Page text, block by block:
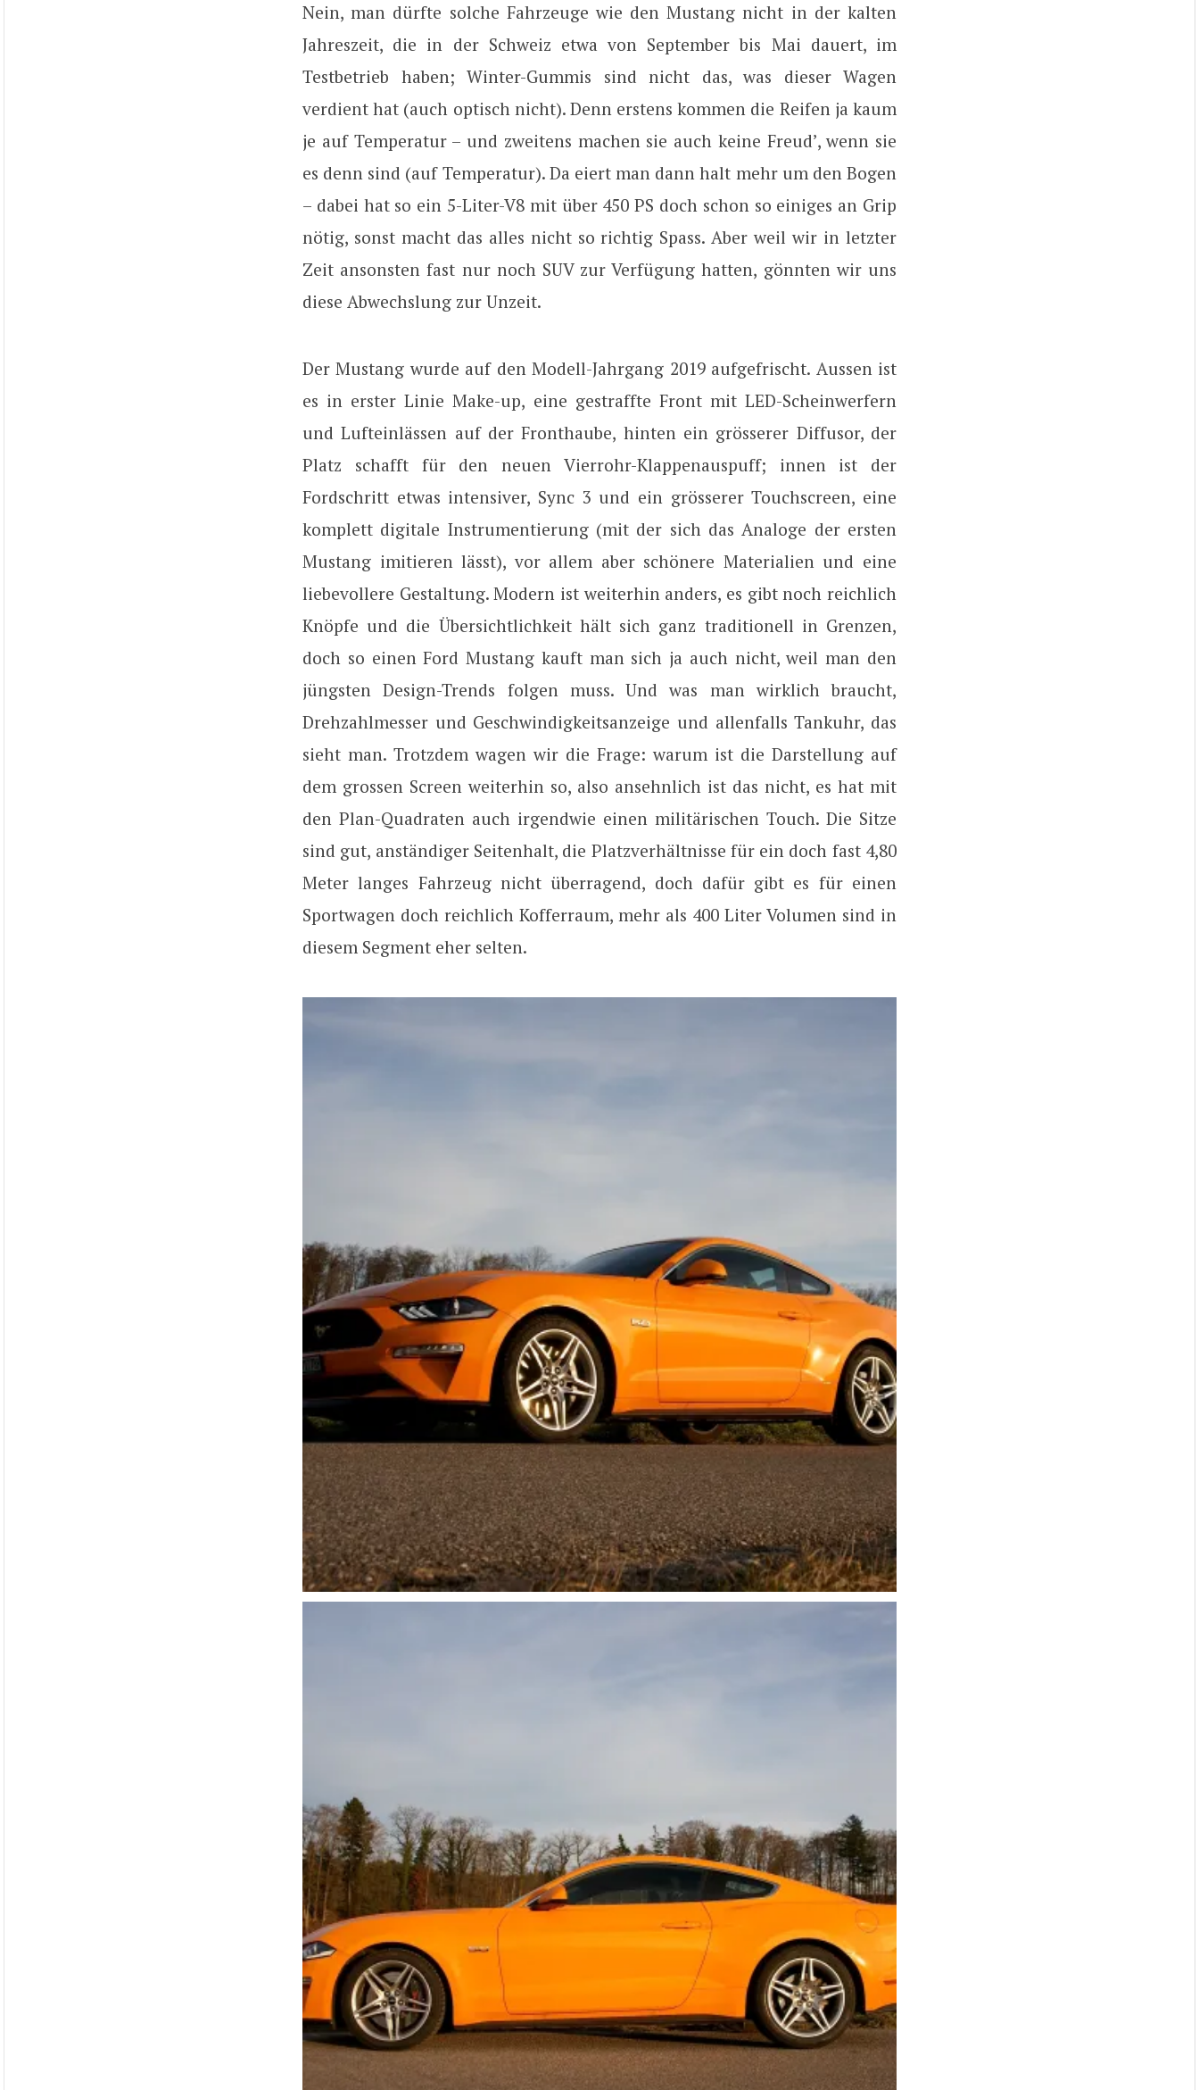
Nein, man dürfte solche Fahrzeuge wie den Mustang nicht in der kalten
Jahreszeit, die in der Schweiz etwa von September bis Mai dauert, im
Testbetrieb haben; Winter-Gummis sind nicht das, was dieser Wagen
verdient hat (auch optisch nicht). Denn erstens kommen die Reifen ja kaum
je auf Temperatur – und zweitens machen sie auch keine Freud’, wenn sie
es denn sind (auf Temperatur). Da eiert man dann halt mehr um den Bogen
– dabei hat so ein 5-Liter-V8 mit über 450 PS doch schon so einiges an Grip
nötig, sonst macht das alles nicht so richtig Spass. Aber weil wir in letzter
Zeit ansonsten fast nur noch SUV zur Verfügung hatten, gönnten wir uns
diese Abwechslung zur Unzeit.
Der Mustang wurde auf den Modell-Jahrgang 2019 aufgefrischt. Aussen ist
es in erster Linie Make-up, eine gestraffte Front mit LED-Scheinwerfern
und Lufteinlässen auf der Fronthaube, hinten ein grösserer Diffusor, der
Platz schafft für den neuen Vierrohr-Klappenauspuff; innen ist der
Fordschritt etwas intensiver, Sync 3 und ein grösserer Touchscreen, eine
komplett digitale Instrumentierung (mit der sich das Analoge der ersten
Mustang imitieren lässt), vor allem aber schönere Materialien und eine
liebevollere Gestaltung. Modern ist weiterhin anders, es gibt noch reichlich
Knöpfe und die Übersichtlichkeit hält sich ganz traditionell in Grenzen,
doch so einen Ford Mustang kauft man sich ja auch nicht, weil man den
jüngsten Design-Trends folgen muss. Und was man wirklich braucht,
Drehzahlmesser und Geschwindigkeitsanzeige und allenfalls Tankuhr, das
sieht man. Trotzdem wagen wir die Frage: warum ist die Darstellung auf
dem grossen Screen weiterhin so, also ansehnlich ist das nicht, es hat mit
den Plan-Quadraten auch irgendwie einen militärischen Touch. Die Sitze
sind gut, anständiger Seitenhalt, die Platzverhältnisse für ein doch fast 4,80
Meter langes Fahrzeug nicht überragend, doch dafür gibt es für einen
Sportwagen doch reichlich Kofferraum, mehr als 400 Liter Volumen sind in
diesem Segment eher selten.